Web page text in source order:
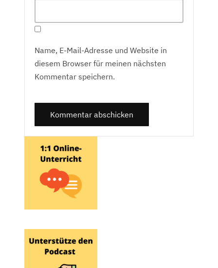
Name, E-Mail-Adresse und Website in
diesem Browser für meinen nächsten
Kommentar speichern.